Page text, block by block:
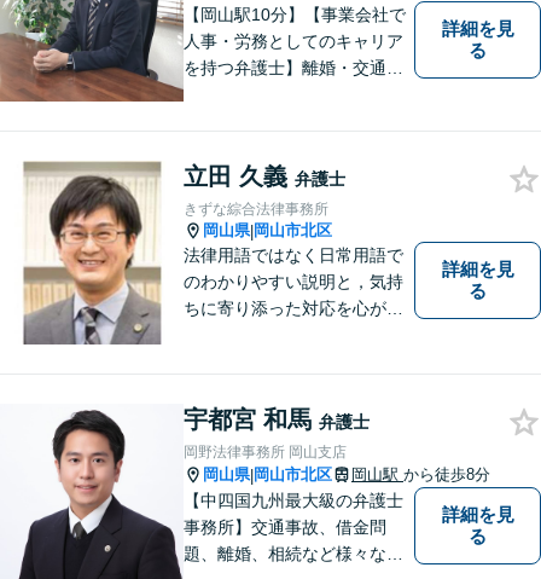
【岡山駅10分】【事業会社で
人事・労務としてのキャリア
を持つ弁護士】離婚・交通事
とお話をうかがうことを心掛
けています。必要に応じ、他
士業と連携して解決を図りま
す。
詳細を見
る
立田 久義 弁護士
きずな綜合法律事務所
岡山県|岡山市北区
法律用語ではなく日常用語で
のわかりやすい説明と，気持
ちに寄り添った対応を心がけ
詳細を見
る
宇都宮 和馬 弁護士
岡野法律事務所 岡山支店
岡山県|岡山市北区 岡山駅 から徒歩8分
【中四国九州最大級の弁護士
事務所】交通事故、借金問
題、離婚、相続など様々な問
詳細を見
る